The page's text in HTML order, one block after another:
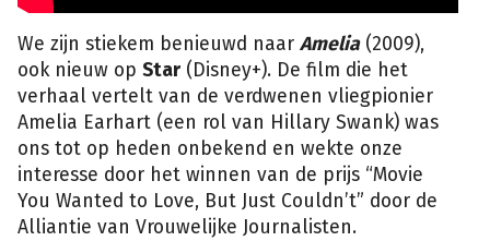
We zijn stiekem benieuwd naar Amelia(2009),
ook nieuw op Star (Disney+). De film die het
verhaal vertelt van de verdwenen vliegpionier
Amelia Earhart (een rol van Hillary Swank) was
ons tot op heden onbekend en wekte onze
interesse door het winnen van de prijs “Movie
You Wanted to Love, But Just Couldn’t” door de
Alliantie van Vrouwelijke Journalisten.